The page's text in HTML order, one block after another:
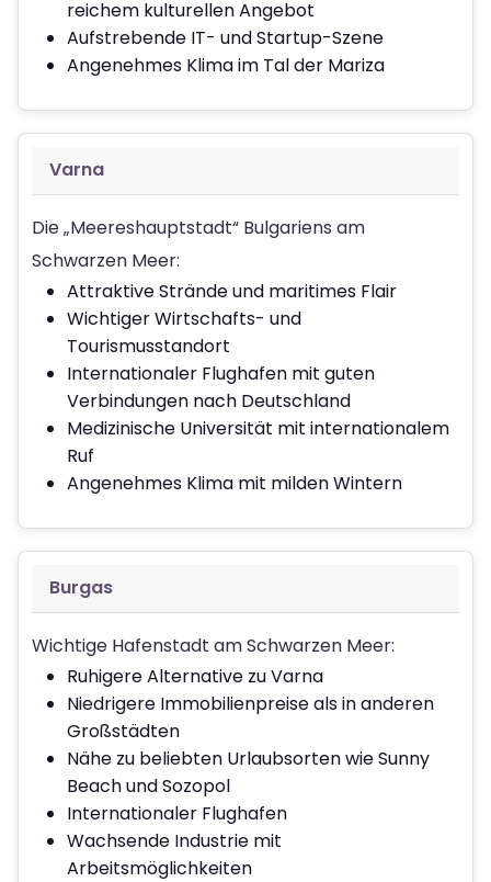
reichem kulturellen Angebot
Aufstrebende IT- und Startup-Szene
Angenehmes Klima im Tal der Mariza
Varna
Die „Meereshauptstadt“ Bulgariens am
Schwarzen Meer:
Attraktive Strände und maritimes Flair
Wichtiger Wirtschafts- und
Tourismusstandort
Internationaler Flughafen mit guten
Verbindungen nach Deutschland
Medizinische Universität mit internationalem
Ruf
Angenehmes Klima mit milden Wintern
Burgas
Wichtige Hafenstadt am Schwarzen Meer:
Ruhigere Alternative zu Varna
Niedrigere Immobilienpreise als in anderen
Großstädten
Nähe zu beliebten Urlaubsorten wie Sunny
Beach und Sozopol
Internationaler Flughafen
Wachsende Industrie mit
Arbeitsmöglichkeiten